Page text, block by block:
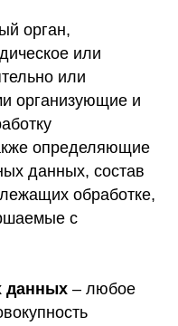
орган,
или
или
организующие и
определяющие
данных, состав
обработке,
с
данных – любое